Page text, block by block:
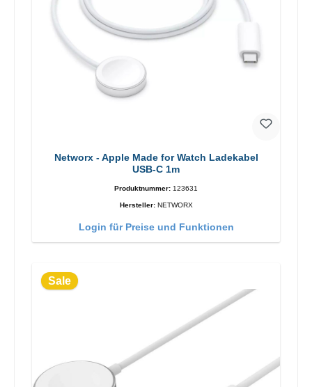
Networx - Apple Made for Watch Ladekabel
USB-C 1m
Produktnummer: 123631
Hersteller: NETWORX
Login für Preise und Funktionen
Sale